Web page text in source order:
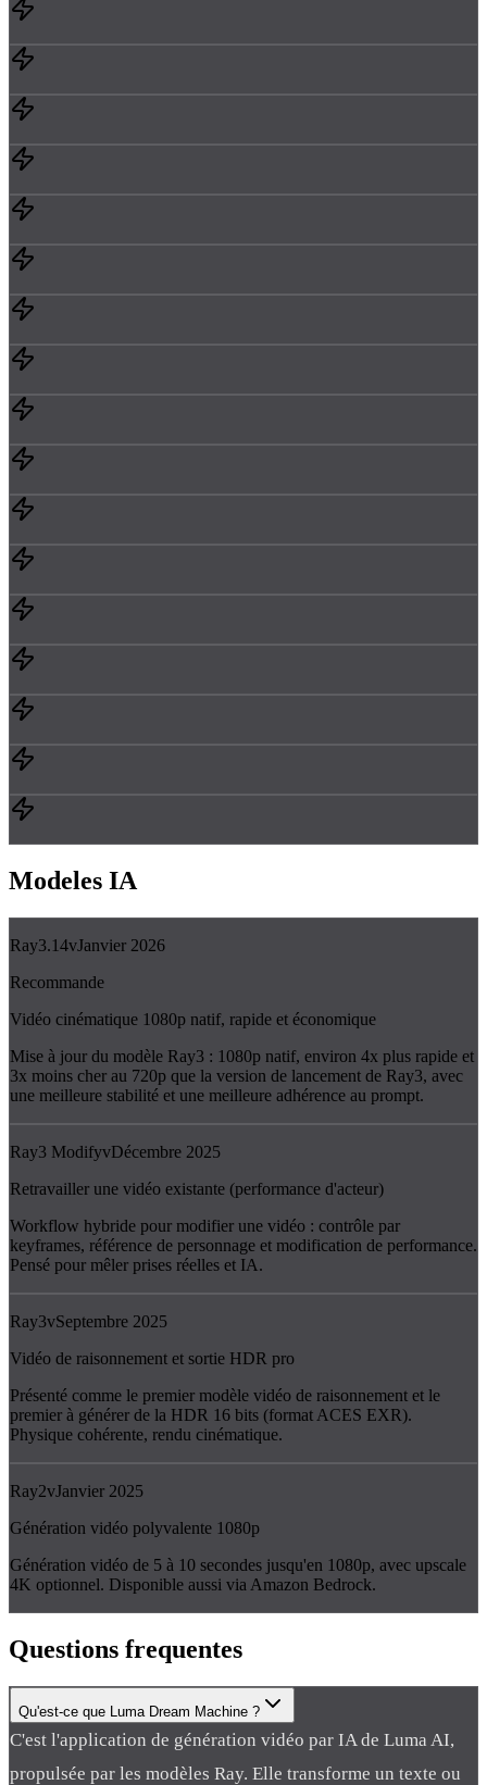
Modeles IA
Ray3.14vJanvier 2026
Recommande
Vidéo cinématique 1080p natif, rapide et économique
Mise à jour du modèle Ray3 : 1080p natif, environ 4x plus rapide et
3x moins cher au 720p que la version de lancement de Ray3, avec
une meilleure stabilité et une meilleure adhérence au prompt.
Ray3 ModifyvDécembre 2025
Retravailler une vidéo existante (performance d'acteur)
Workflow hybride pour modifier une vidéo : contrôle par
keyframes, référence de personnage et modification de performance.
Pensé pour mêler prises réelles et IA.
Ray3vSeptembre 2025
Vidéo de raisonnement et sortie HDR pro
Présenté comme le premier modèle vidéo de raisonnement et le
premier à générer de la HDR 16 bits (format ACES EXR).
Physique cohérente, rendu cinématique.
Ray2vJanvier 2025
Génération vidéo polyvalente 1080p
Génération vidéo de 5 à 10 secondes jusqu'en 1080p, avec upscale
4K optionnel. Disponible aussi via Amazon Bedrock.
Questions frequentes
Qu'est-ce que Luma Dream Machine ?
C'est l'application de génération vidéo par IA de Luma AI,
propulsée par les modèles Ray. Elle transforme un texte ou